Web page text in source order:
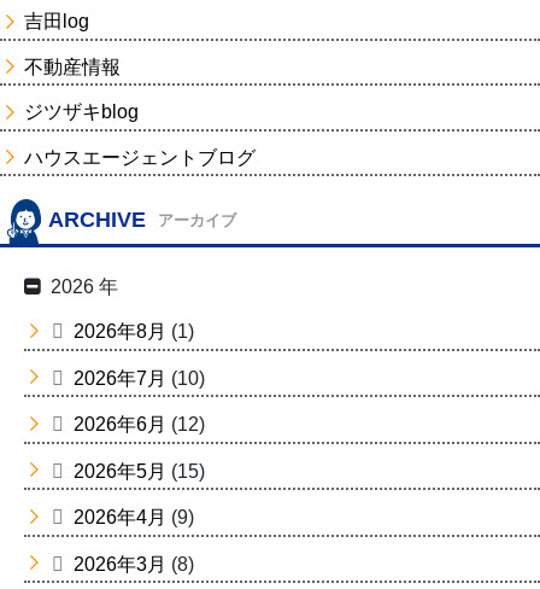
吉田log
不動産情報
ジツザキblog
ハウスエージェントブログ
ARCHIVE アーカイブ
2026 年
2026年8月 (1)
2026年7月 (10)
2026年6月 (12)
2026年5月 (15)
2026年4月 (9)
2026年3月 (8)